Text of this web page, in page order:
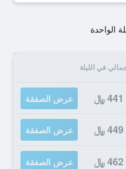
الواحدة
في الليلة
441 ﷼ عرض الصفقة
449 ﷼ عرض الصفقة
462 ﷼ عرض الصفقة